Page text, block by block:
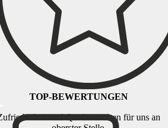
TOP-BEWERTUNGEN
und Qualität stehen für uns an